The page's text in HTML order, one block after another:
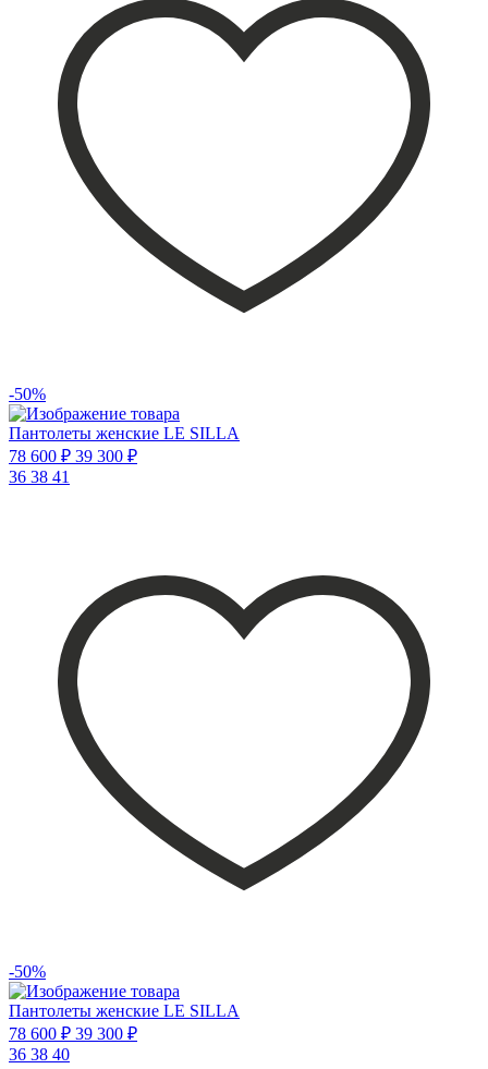
-50%
Пантолеты женские LE SILLA
78 600 ₽ 39 300 ₽
36 38 41
-50%
Пантолеты женские LE SILLA
78 600 ₽ 39 300 ₽
36 38 40